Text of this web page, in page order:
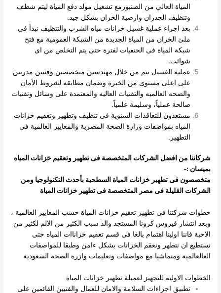
المياة العالي من الصنبورمع تشغيل مولد دفع المياة ليتم شطف
وتنظيف الجدران وارضية الخزان بشكل جيد.
بعد اجراء عملية غسيل خزانات مياه الشرب والتنظيف نبدأ في
ملئ الخزان من المياة الجديدة من الشبكة العمومية مع فتح
شبكة المياة فى الحنفيات لفترة حتى يتم التخلص من اى
شوائب.
عملية الغسيل تتم من خلال مهندسين متخصصين وفنيين مدربين
على اعلى مستوى من الخبرة وضمان مطابقه لشروط الأمان
والصحه العالميه والتقنيات العاليه والمعتمدة على وسائل وتقنيات
صالحة عملياً، وسليمة علمياً.
مستعدون للتعاقدات السنوية فى تنظيف وتطهير وتعقيم خزانات
المياه بمواصفات وزارة الصحة المصرية والمعايير العالمية فى
التطهير.
شركاتنا من افضل الشركات المتخصصة فى تطهير وتعقيم خزانات المياه
بميسان :-
متخصصون فى تطهير خزانات المياة السطحية بأحدث التكنولوجيا ومن
الشركات القليلة فى مصر المتخصصة فى تطهير خزانات المياة
خطوات شركتنا فى تطهير تعقيم خزانات المياة حسب المعايير العالمية ،
وبعد انتشار فيروس كرونا المستجد والذ سبب الكثير من الالم لكثير من
الاحبة فاننا اولينا اهتمام بالغا فى قسم تعقيم خزاناات المياه حتى
نستطيع ان نتطهر ونعقم الخزانات بشكل ءامن وطبقا للمواصفات
العالعالمية ومتماشيا مع مواصفات وتعليمات وازرة الصحة السعودية
الخطوات الاولية للتجهيز لعميلة تطهير خزانات المياة
تطبيق اجراءات السلامة والامان للعمال والفنيين القائمين على